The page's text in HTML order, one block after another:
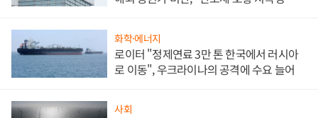
화학·에너지
로이터 "정제연료 3만 톤 한국에서 러시아
로 이동", 우크라이나의 공격에 수요 늘어
사회